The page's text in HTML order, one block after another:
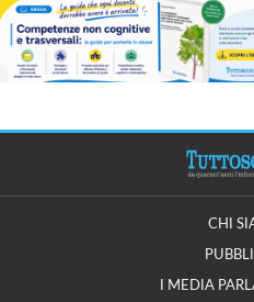
CHI
I MEDIA